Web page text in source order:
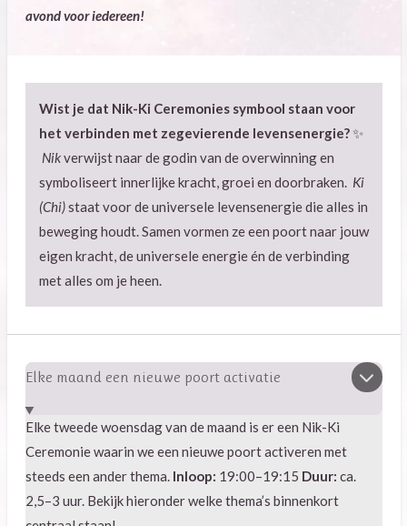
avond voor iedereen!
Wist je dat Nik-Ki Ceremonies symbool staan voor
het verbinden met zegevierende levensenergie?✨
Nikverwijst naar de godin van de overwinning en
symboliseert innerlijke kracht, groei en doorbraken. Ki
(Chi)staat voor de universele levensenergie die alles in
beweging houdt. Samen vormen ze een poort naar jouw
eigen kracht, de universele energie én de verbinding
met alles om je heen.
Elke maand een nieuwe poort activatie
Elke tweede woensdag van de maand is er een Nik-Ki
Ceremonie waarin we een nieuwe poort activeren met
steeds een ander thema. Inloop: 19:00–19:15 Duur: ca.
2,5–3 uur. Bekijk hieronder welke thema’s binnenkort